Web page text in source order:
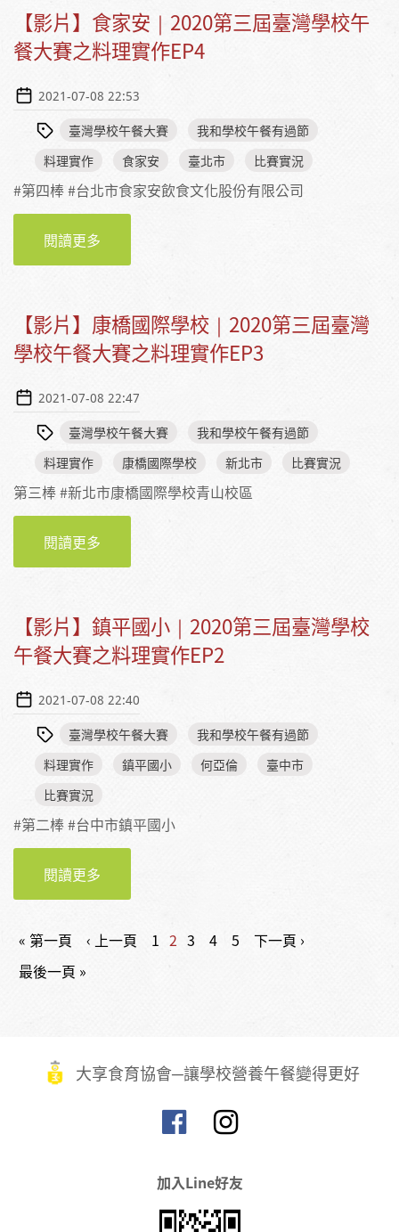
【影片】食家安｜2020第三屆臺灣學校午
餐大賽之料理實作EP4
2021-07-08 22:53
臺灣學校午餐大賽
我和學校午餐有過節
料理實作
食家安 臺北市 比賽實況
#第四棒 #台北市食家安飲食文化股份有限公司
閱讀更多
賽之料理實作EP4
【影片】康橋國際學校｜2020第三屆臺灣
學校午餐大賽之料理實作EP3
2021-07-08 22:47
臺灣學校午餐大賽
我和學校午餐有過節
料理實作
康橋國際學校 新北市 比賽實況
第三棒 #新北市康橋國際學校青山校區
閱讀更多
午餐大賽之料理實作EP3
【影片】鎮平國小｜2020第三屆臺灣學校
午餐大賽之料理實作EP2
2021-07-08 22:40
臺灣學校午餐大賽
我和學校午餐有過節
料理實作
鎮平國小 何亞倫
臺中市
比賽實況
#第二棒 #台中市鎮平國小
閱讀更多
大賽之料理實作EP2
頁面
« 第一頁 ‹ 上一頁 1 2 3 4 5
下一頁 ›
最後一頁 »
大享食育協會─讓學校營養午餐變得更好
加入Line好友